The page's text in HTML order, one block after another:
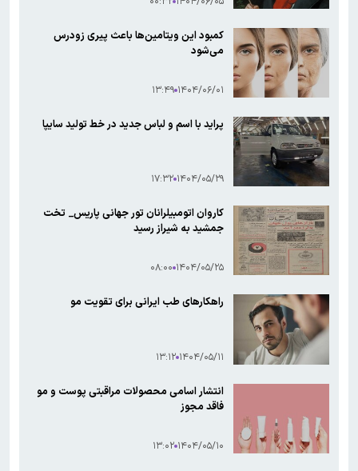
کمبود این ویتامین‌ها باعث پیری زودرس
می‌شود
۱۴۰۴/۰۶/۰۱ ۱۳:۴۹
پراید با اسم و لباس جدید در خط تولید سایپا‌
۱۴۰۴/۰۵/۲۹ ۱۷:۳۲
کاروان اتومبیلرانان تور جهانی پاریس_ تخت
جمشید به شیراز رسید
۱۴۰۴/۰۵/۲۵ ۰۸:۰۰
راهکارهای طب ایرانی برای تقویت مو
۱۴۰۴/۰۵/۱۱ ۱۳:۱۲
انتشار اسامی محصولات مراقبتی پوست و مو
فاقد مجوز
۱۴۰۴/۰۵/۱۰ ۱۳:۰۲